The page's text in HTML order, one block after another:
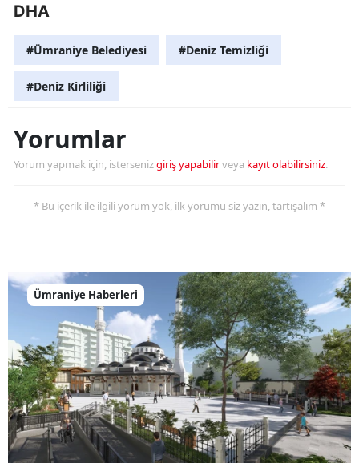
DHA
#Ümraniye Belediyesi #Deniz Temizliği
#Deniz Kirliliği
Yorumlar
Yorum yapmak için, istersenizgiriş yapabilirveya kayıt olabilirsiniz.
* Bu içerik ile ilgili yorum yok, ilk yorumu siz yazın, tartışalım *
Ümraniye Haberleri